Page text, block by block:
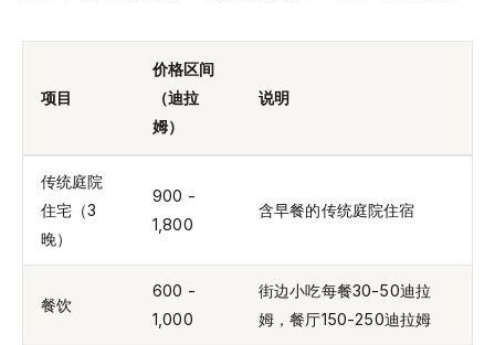
项目
价格区间
（迪拉
姆）
说明
传统庭院
住宅（3
晚）
900 -
1,800
含早餐的传统庭院住宿
餐饮
600 -
1,000
街边小吃每餐30-50迪拉
姆，餐厅150-250迪拉姆